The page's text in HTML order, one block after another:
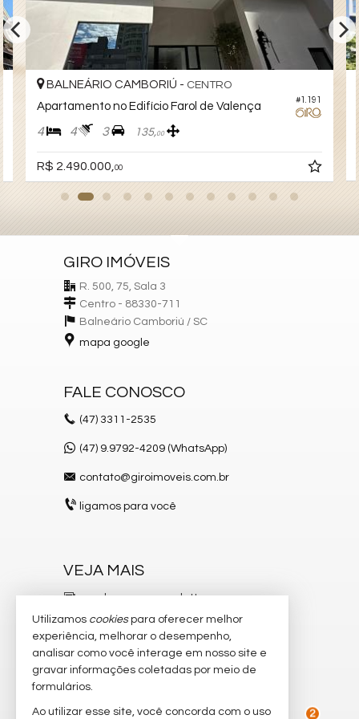
Demi-Suíte
Churrasqueira
Características do Empreendimento
Sala de Jogos
Salão de Festas
Piscina
Espaço Gourmet
Espaço Fitness
#1.191
BALNEÁRIO CAMBORIÚ - CENTRO
Apartamento no Edifício Farol de Valença
4 4 3 135,00
R$ 2.490.000,00
GIRO IMÓVEIS
R. 500, 75, Sala 3
Centro - 88330-711
Balneário Camboriú / SC
mapa google
FALE CONOSCO
(47) 3311-2535
(47) 9.9792-4209 (WhatsApp)
contato@giroimoveis.com.br
ligamos para você
VEJA MAIS
receba nosso newsletter
indicadores financeiros
cadastre seu imóvel
imóveis favoritos
mapa de imóveis
Utilizamos cookiespara oferecer melhor
experiência, melhorar o desempenho,
analisar como você interage em nosso site e
gravar informações coletadas por meio de
formulários.
Ao utilizar esse site, você concorda com o uso